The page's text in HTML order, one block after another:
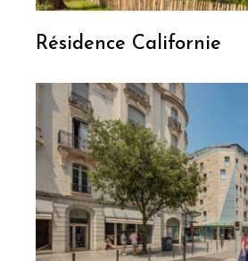
Résidence Californie